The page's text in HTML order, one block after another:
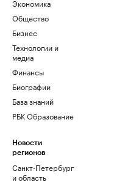
Экономика
Общество
Бизнес
Технологии и
медиа
Финансы
Биографии
База знаний
РБК Образование
Новости
регионов
Санкт-Петербург
и область